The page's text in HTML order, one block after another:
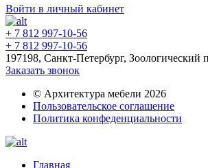
Войти в личный кабинет
+ 7 812 997-10-56
+ 7 812 997-10-56
197198, Санкт-Петербург, Зоологический
Заказать звонок
© Архитектура мебели 2026
Пользовательское соглашение
Политика конфеденциальности
Главная